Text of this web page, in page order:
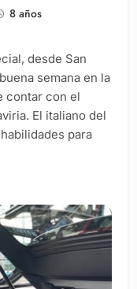
8 años
desde San
semana en la
contar con el
El italiano del
para